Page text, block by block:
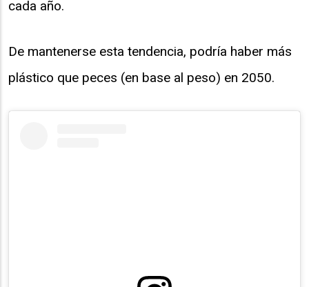
cada año.
De mantenerse esta tendencia, podría haber más
plástico que peces (en base al peso) en 2050.